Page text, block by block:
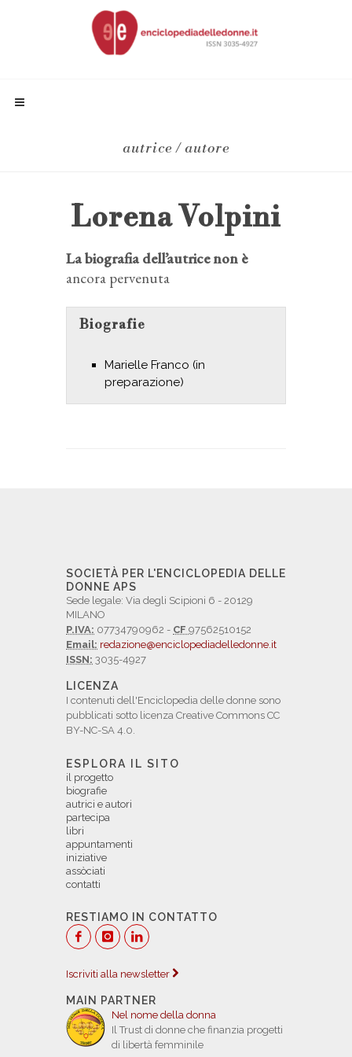
autrice / autore
Lorena Volpini
La biografia dell’autrice non è
ancora pervenuta
Biografie
Marielle Franco (in
preparazione)
SOCIETÀ PER L'ENCICLOPEDIA DELLE
DONNE APS
Sede legale: Via degli Scipioni 6 - 20129
MILANO
P.IVA: 07734790962 - CF 97562510152
Email: redazione@enciclopediadelledonne.it
ISSN: 3035-4927
LICENZA
I contenuti dell'Enciclopedia delle donne sono
pubblicati sotto licenza Creative Commons CC
BY-NC-SA 4.0.
ESPLORA IL SITO
il progetto
biografie
autrici e autori
partecipa
libri
appuntamenti
iniziative
assòciati
contatti
RESTIAMO IN CONTATTO
Iscriviti alla newsletter
MAIN PARTNER
Nel nome della donna
Il Trust di donne che finanzia progetti
di libertà femminile